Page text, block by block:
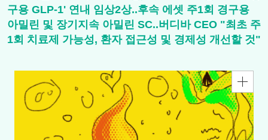
구용 GLP-1' 연내 임상2상..후속 에셋 주1회 경구용
아밀린 및 장기지속 아밀린 SC..버디바 CEO "최초 주
1회 치료제 가능성, 환자 접근성 및 경제성 개선할 것"